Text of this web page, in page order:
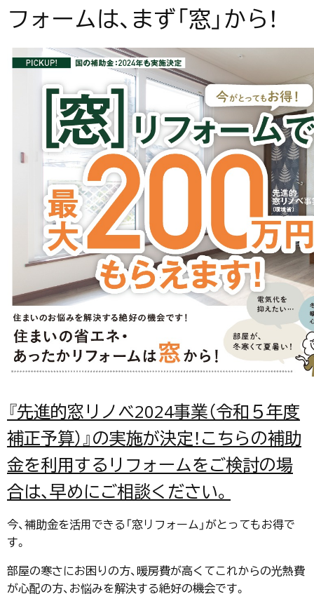
フォームは、まず「窓」から！
『先進的窓リノベ2024事業（令和５年度
補正予算）』の実施が決定！こちらの補助
金を利用するリフォームをご検討の場
合は、早めにご相談ください。
今、補助金を活用できる「窓リフォーム」がとってもお得で
す。
部屋の寒さにお困りの方、暖房費が高くてこれからの光熱費
が心配の方、お悩みを解決する絶好の機会です。